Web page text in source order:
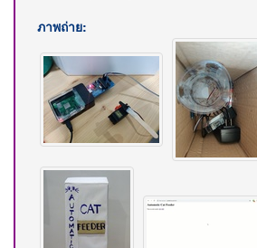
ภาพถ่าย: